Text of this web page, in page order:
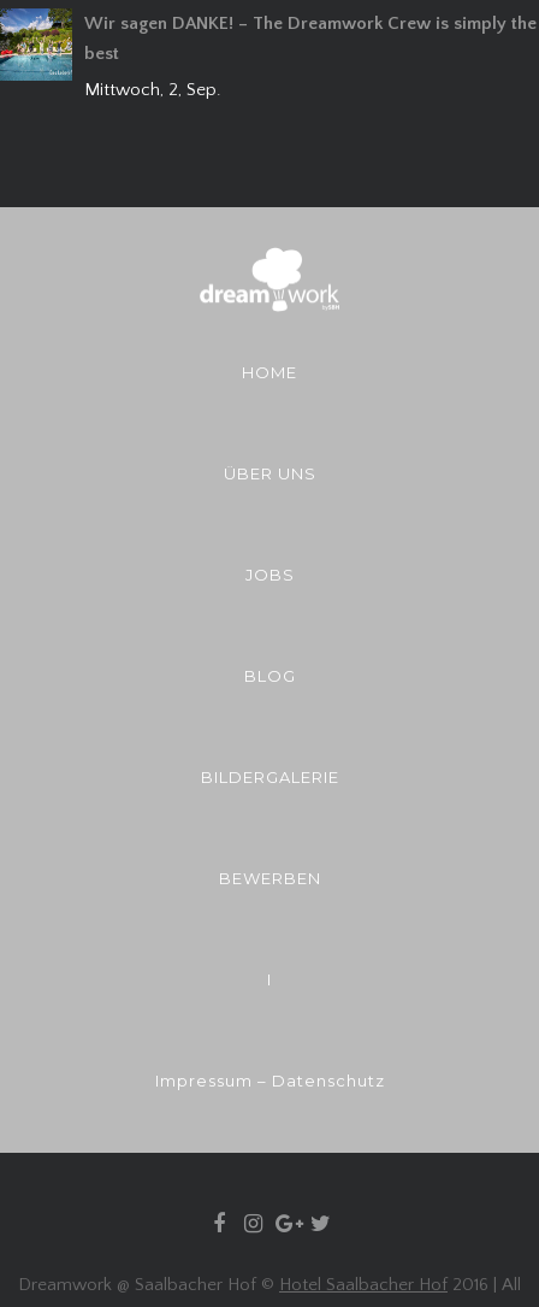
Wir sagen DANKE! – The Dreamwork Crew is simply the
best
Mittwoch, 2, Sep.
HOME
ÜBER UNS
JOBS
BLOG
BILDERGALERIE
BEWERBEN
I
Impressum – Datenschutz
Dreamwork @ Saalbacher Hof © Hotel Saalbacher Hof 2016 | All